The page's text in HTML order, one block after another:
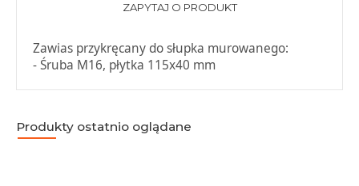
ZAPYTAJ O PRODUKT
Zawias przykręcany do słupka murowanego:
- Śruba M16, płytka 115x40 mm
Produkty ostatnio oglądane